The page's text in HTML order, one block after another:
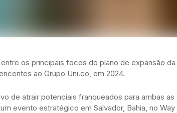
os principais focos do plano de expansão
ao Grupo Uni.co, em 2024.
de atrair potenciais franqueados para ambas
evento estratégico em Salvador, Bahia, no